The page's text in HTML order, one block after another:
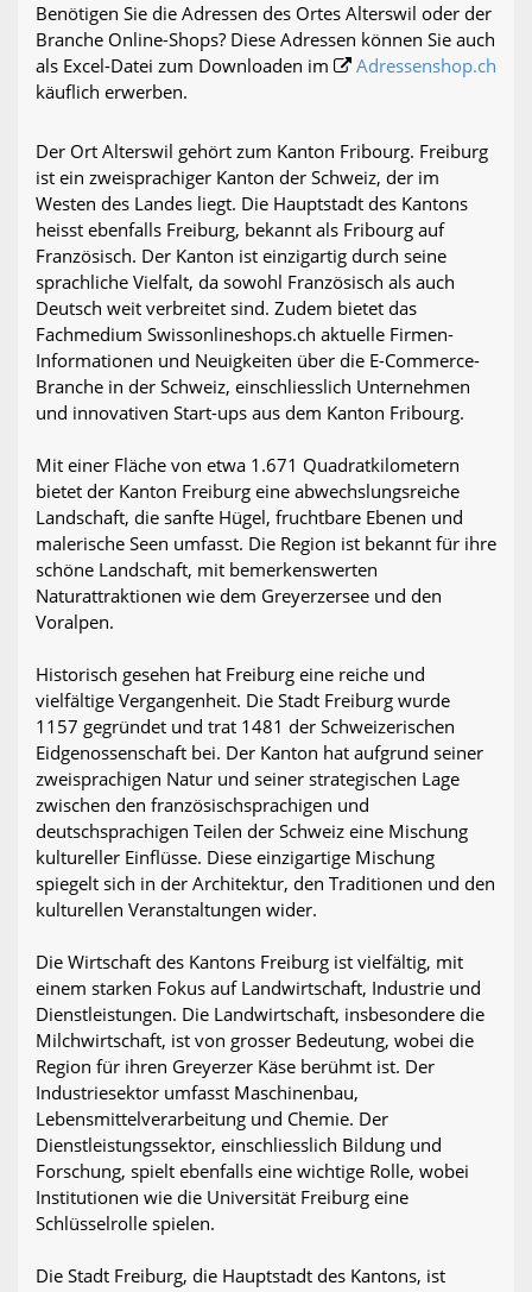
Benötigen Sie die Adressen des Ortes Alterswil oder der
Branche Online-Shops? Diese Adressen können Sie auch
als Excel-Datei zum Downloaden im
Adressenshop.ch
käuflich erwerben.
Der Ort Alterswil gehört zum Kanton Fribourg. Freiburg
ist ein zweisprachiger Kanton der Schweiz, der im
Westen des Landes liegt. Die Hauptstadt des Kantons
heisst ebenfalls Freiburg, bekannt als Fribourg auf
Französisch. Der Kanton ist einzigartig durch seine
sprachliche Vielfalt, da sowohl Französisch als auch
Deutsch weit verbreitet sind. Zudem bietet das
Fachmedium Swissonlineshops.ch aktuelle Firmen-
Informationen und Neuigkeiten über die E-Commerce-
Branche in der Schweiz, einschliesslich Unternehmen
und innovativen Start-ups aus dem Kanton Fribourg.
Mit einer Fläche von etwa 1.671 Quadratkilometern
bietet der Kanton Freiburg eine abwechslungsreiche
Landschaft, die sanfte Hügel, fruchtbare Ebenen und
malerische Seen umfasst. Die Region ist bekannt für ihre
schöne Landschaft, mit bemerkenswerten
Naturattraktionen wie dem Greyerzersee und den
Voralpen.
Historisch gesehen hat Freiburg eine reiche und
vielfältige Vergangenheit. Die Stadt Freiburg wurde
1157 gegründet und trat 1481 der Schweizerischen
Eidgenossenschaft bei. Der Kanton hat aufgrund seiner
zweisprachigen Natur und seiner strategischen Lage
zwischen den französischsprachigen und
deutschsprachigen Teilen der Schweiz eine Mischung
kultureller Einflüsse. Diese einzigartige Mischung
spiegelt sich in der Architektur, den Traditionen und den
kulturellen Veranstaltungen wider.
Die Wirtschaft des Kantons Freiburg ist vielfältig, mit
einem starken Fokus auf Landwirtschaft, Industrie und
Dienstleistungen. Die Landwirtschaft, insbesondere die
Milchwirtschaft, ist von grosser Bedeutung, wobei die
Region für ihren Greyerzer Käse berühmt ist. Der
Industriesektor umfasst Maschinenbau,
Lebensmittelverarbeitung und Chemie. Der
Dienstleistungssektor, einschliesslich Bildung und
Forschung, spielt ebenfalls eine wichtige Rolle, wobei
Institutionen wie die Universität Freiburg eine
Schlüsselrolle spielen.
Die Stadt Freiburg, die Hauptstadt des Kantons, ist